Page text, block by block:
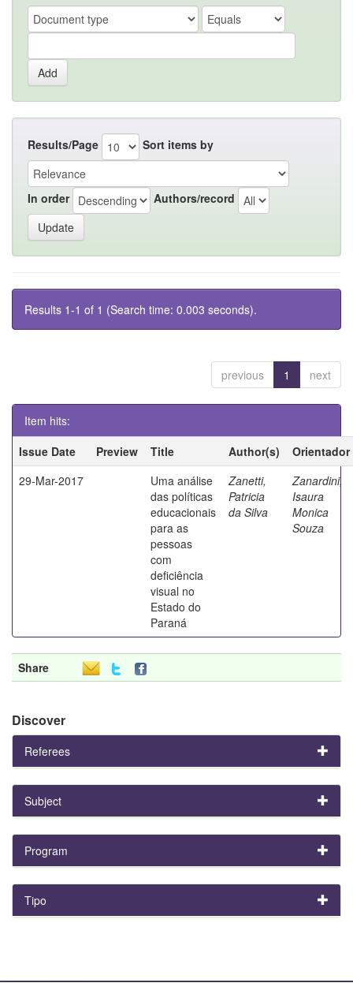
Results/Page Sort items by
In order Authors/record
Results 1-1 of 1 (Search time: 0.003 seconds).
previous 1 next
Item hits:
Issue Date
Preview Title Author(s)
Orientador
29-Mar-2017
Uma análise
das políticas
educacionais
para as
pessoas
com
deficiência
visual no
Estado do
Paraná
Zanetti,
Patricia
da Silva
Zanardini,
Isaura
Monica
Souza
Share
Discover
Referees
Subject
Program
Tipo